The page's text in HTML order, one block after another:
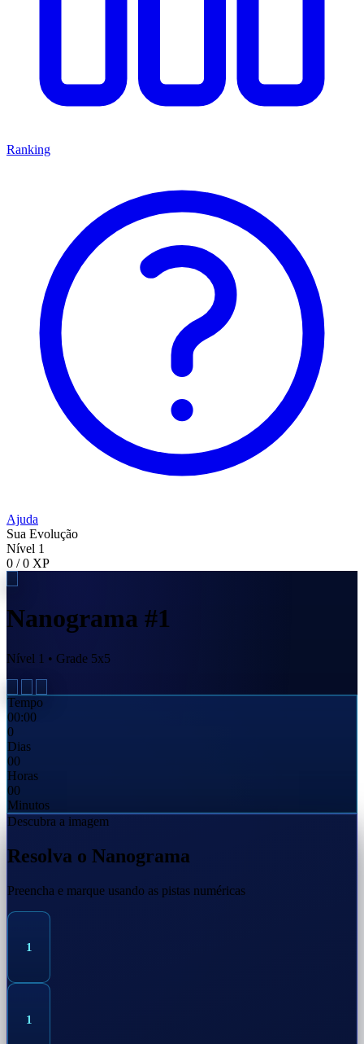
Ranking
Ajuda
Sua Evolução
Nível 1
0 / 0 XP
Nanograma #1
Nível 1 • Grade 5x5
Tempo
00:00
0
Dias
00
Horas
00
Minutos
Descubra a imagem
Resolva o Nanograma
Preencha e marque usando as pistas numéricas
1
1